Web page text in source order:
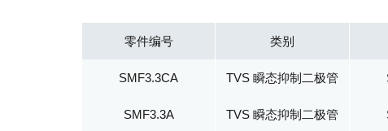
零件编号 类别
SMF3.3CA TVS 瞬态抑制二极管
SMF3.3A TVS 瞬态抑制二极管